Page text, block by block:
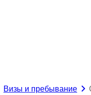
Визы и пребывание